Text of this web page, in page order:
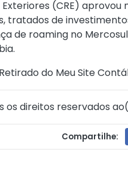
Exteriores (CRE)
tratados de
de roaming no
Retirado do Meu Site
os direitos reservados
Compartilhe: